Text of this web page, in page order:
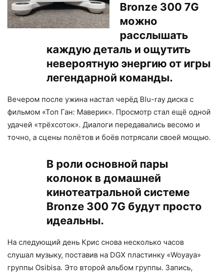
Bronze 300 7G
можно
расслышать
каждую деталь и ощутить
невероятную энергию от игры
легендарной команды.
Вечером после ужина настал черёд Blu-ray диска с
фильмом «Топ Ган: Маверик». Просмотр стал ещё одной
удачей «трёхсоток». Диалоги передавались весомо и
точно, а сцены полётов и боёв потрясали своей мощью.
В роли основной пары
колонок в домашней
кинотеатральной системе
Bronze 300 7G будут просто
идеальны.
На следующий день Крис снова несколько часов
слушал музыку, поставив на DGX пластинку «Woyaya»
группы Osibisa. Это второй альбом группы. Запись,